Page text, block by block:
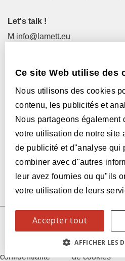
Let's talk !
M info@lamett.eu
Visitez-nous !
Revendeurs
Avec le soutien de:
© 2026
confidentialité
Politique en
de cookies
Ce site Web utilise des
Nous utilisons des cookies
contenu, les publicités et
Nous partageons également
votre utilisation de notre site
de publicité et d"analyse qui
combiner avec d"autres
leur avez fournies ou qu"ils
votre utilisation de leurs
Accepter tout
AFFICHER LES